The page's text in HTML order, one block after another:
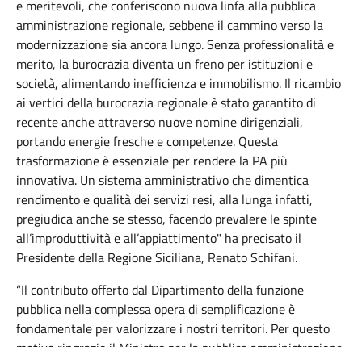
e meritevoli, che conferiscono nuova linfa alla pubblica
amministrazione regionale, sebbene il cammino verso la
modernizzazione sia ancora lungo. Senza professionalità e
merito, la burocrazia diventa un freno per istituzioni e
società, alimentando inefficienza e immobilismo. Il ricambio
ai vertici della burocrazia regionale è stato garantito di
recente anche attraverso nuove nomine dirigenziali,
portando energie fresche e competenze. Questa
trasformazione è essenziale per rendere la PA più
innovativa. Un sistema amministrativo che dimentica
rendimento e qualità dei servizi resi, alla lunga infatti,
pregiudica anche se stesso, facendo prevalere le spinte
all’improduttività e all’appiattimento" ha precisato il
Presidente della Regione Siciliana, Renato Schifani.
“Il contributo offerto dal Dipartimento della funzione
pubblica nella complessa opera di semplificazione è
fondamentale per valorizzare i nostri territori. Per questo